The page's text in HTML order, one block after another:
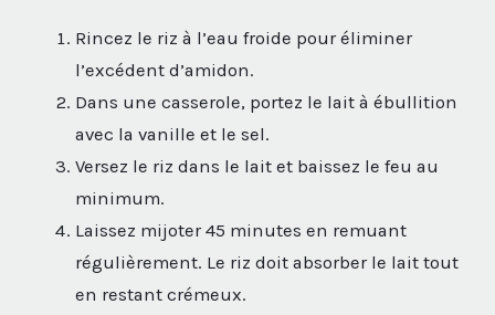
Rincez le riz à l’eau froide pour éliminer
l’excédent d’amidon.
Dans une casserole, portez le lait à ébullition
avec la vanille et le sel.
Versez le riz dans le lait et baissez le feu au
minimum.
Laissez mijoter 45 minutes en remuant
régulièrement. Le riz doit absorber le lait tout
en restant crémeux.